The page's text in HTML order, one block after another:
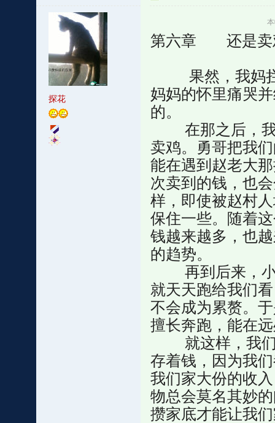
探花
第六章 还是卖
果然，我妈拦
妈妈的怀里痛哭
的。
在那之后，我
卖鸡。勇哥把我
能在遇到赵老大
次卖到的钱，也
样，即使被赵村
保住一些。随着
钱越来越多，也
的趋势。
再到后来，小
就天天跑给我们
不会成为累赘。
擅长奔跑，能在
就这样，我们
存着钱，因为我
我们家大份的收
物总会莫名其妙
攒家底才能让我